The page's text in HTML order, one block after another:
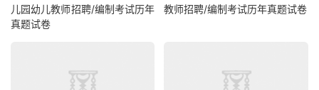
儿园幼儿教师招聘/编制考试历年
真题试卷
教师招聘/编制考试历年真题试卷